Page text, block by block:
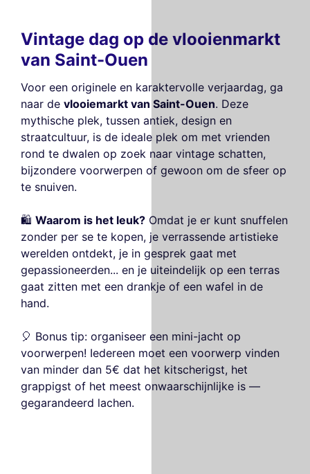
Vintage dag op de vlooienmarkt
van Saint-Ouen
Voor een originele en karaktervolle verjaardag, ga
naar de vlooiemarkt van Saint-Ouen. Deze
mythische plek, tussen antiek, design en
straatcultuur, is de ideale plek om met vrienden
rond te dwalen op zoek naar vintage schatten,
bijzondere voorwerpen of gewoon om de sfeer op
te snuiven.
🛍️ Waarom is het leuk? Omdat je er kunt snuffelen
zonder per se te kopen, je verrassende artistieke
werelden ontdekt, je in gesprek gaat met
gepassioneerden... en je uiteindelijk op een terras
gaat zitten met een drankje of een wafel in de
hand.
🎈 Bonus tip: organiseer een mini-jacht op
voorwerpen! Iedereen moet een voorwerp vinden
van minder dan 5€ dat het kitscherigst, het
grappigst of het meest onwaarschijnlijke is —
gegarandeerd lachen.